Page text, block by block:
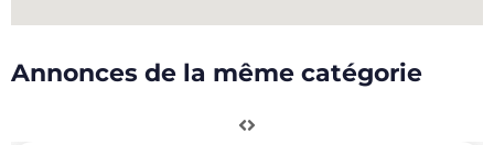
Annonces de la même catégorie